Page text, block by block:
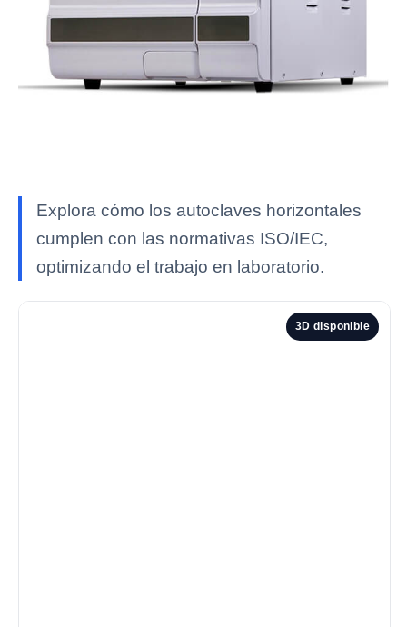
Explora cómo los autoclaves horizontales
cumplen con las normativas ISO/IEC,
optimizando el trabajo en laboratorio.
3D disponible